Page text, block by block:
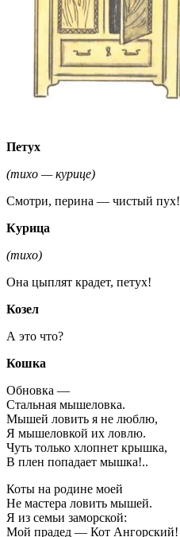
Петух
(тихо — курице)
Смотри, перина — чистый пух!
Курица
(тихо)
Она цыплят крадет, петух!
Козел
А это что?
Кошка
Обновка —
Стальная мышеловка.
Мышей ловить я не люблю,
Я мышеловкой их ловлю.
Чуть только хлопнет крышка,
В плен попадает мышка!..
Коты на родине моей
Не мастера ловить мышей.
Я из семьи заморской:
Мой прадед — Кот Ангорский!